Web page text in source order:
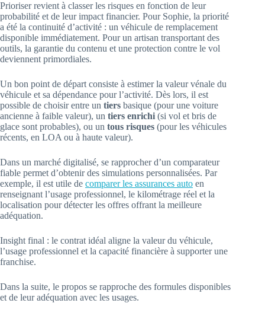
Prioriser revient à classer les risques en fonction de leur
probabilité et de leur impact financier. Pour Sophie, la priorité
a été la continuité d’activité : un véhicule de remplacement
disponible immédiatement. Pour un artisan transportant des
outils, la garantie du contenu et une protection contre le vol
deviennent primordiales.
Un bon point de départ consiste à estimer la valeur vénale du
véhicule et sa dépendance pour l’activité. Dès lors, il est
possible de choisir entre un tiers basique (pour une voiture
ancienne à faible valeur), un tiers enrichi (si vol et bris de
glace sont probables), ou un tous risques (pour les véhicules
récents, en LOA ou à haute valeur).
Dans un marché digitalisé, se rapprocher d’un comparateur
fiable permet d’obtenir des simulations personnalisées. Par
exemple, il est utile de comparer les assurances auto en
renseignant l’usage professionnel, le kilométrage réel et la
localisation pour détecter les offres offrant la meilleure
adéquation.
Insight final : le contrat idéal aligne la valeur du véhicule,
l’usage professionnel et la capacité financière à supporter une
franchise.
Dans la suite, le propos se rapproche des formules disponibles
et de leur adéquation avec les usages.